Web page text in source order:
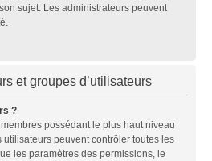
sujet. Les administrateurs peuvent
et groupes d’utilisateurs
?
possédant le plus haut niveau
peuvent contrôler toutes les
les paramètres des permissions, le